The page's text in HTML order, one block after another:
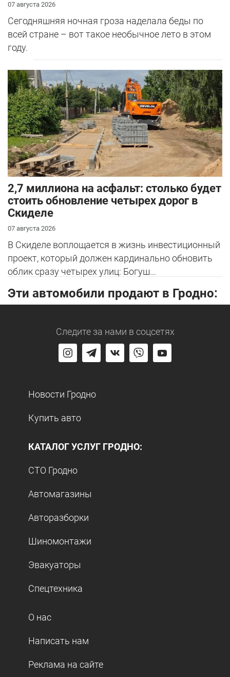
07 августа 2026
Сегодняшняя ночная гроза наделала беды по
всей стране – вот такое необычное лето в этом
году.
2,7 миллиона на асфальт: столько будет
стоить обновление четырех дорог в
Скиделе
07 августа 2026
В Скиделе воплощается в жизнь инвестиционный
проект, который должен кардинально обновить
облик сразу четырех улиц: Богуш...
Эти автомобили продают в Гродно:
Следите за нами в соцсетях
Новости Гродно
Купить авто
КАТАЛОГ УСЛУГ ГРОДНО:
СТО Гродно
Автомагазины
Авторазборки
Шиномонтажи
Эвакуаторы
Спецтехника
О нас
Написать нам
Реклама на сайте